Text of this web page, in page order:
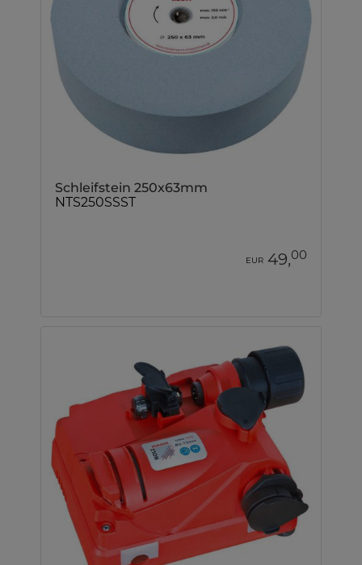
Schleifstein 250x63mm
NTS250SSST
EUR 49,00